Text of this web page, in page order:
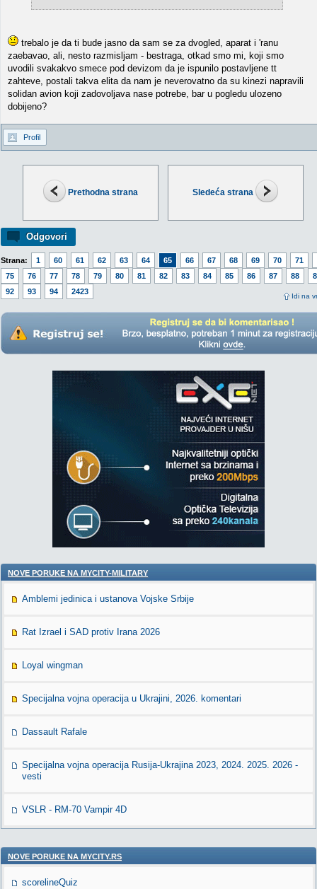
Prethodna strana Sledeća strana
Odgovori
Strana: 1 60 61 62 63 64 65 66 67 68 69 70
71
75
76 77 78 79 80 81 82 83 84 85 86 87 88
92
93 94 2423
Idi na
trebalo je da ti bude jasno da sam se za dvogled, aparat i 'ranu
zaebavao, ali, nesto razmisljam - bestraga, otkad smo mi, koji smo
uvodili svakakvo smece pod devizom da je ispunilo postavljene tt
zahteve, postali takva elita da nam je neverovatno da su kinezi napravili
solidan avion koji zadovoljava nase potrebe, bar u pogledu ulozeno
dobijeno?
Profil
NOVE PORUKE NA MYCITY-MILITARY
Amblemi jedinica i ustanova Vojske Srbije
Rat Izrael i SAD protiv Irana 2026
Loyal wingman
Specijalna vojna operacija u Ukrajini, 2026. komentari
Dassault Rafale
Specijalna vojna operacija Rusija-Ukrajina 2023, 2024. 2025. 2026 -
vesti
VSLR - RM-70 Vampir 4D
NOVE PORUKE NA MYCITY.RS
scorelineQuiz